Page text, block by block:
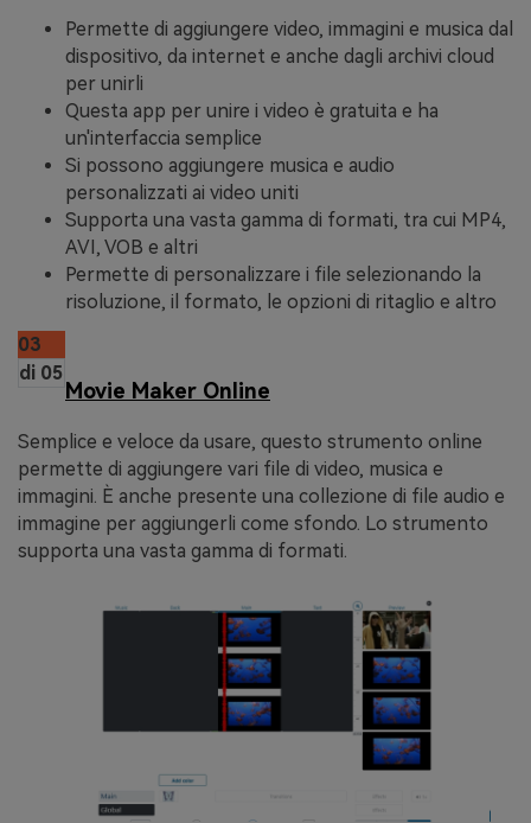
Permette di aggiungere video, immagini e musica dal
dispositivo, da internet e anche dagli archivi cloud
per unirli
Questa app per unire i video è gratuita e ha
un'interfaccia semplice
Si possono aggiungere musica e audio
personalizzati ai video uniti
Supporta una vasta gamma di formati, tra cui MP4,
AVI, VOB e altri
Permette di personalizzare i file selezionando la
risoluzione, il formato, le opzioni di ritaglio e altro
03
di 05
Movie Maker Online
Semplice e veloce da usare, questo strumento online
permette di aggiungere vari file di video, musica e
immagini. È anche presente una collezione di file audio e
immagine per aggiungerli come sfondo. Lo strumento
supporta una vasta gamma di formati.